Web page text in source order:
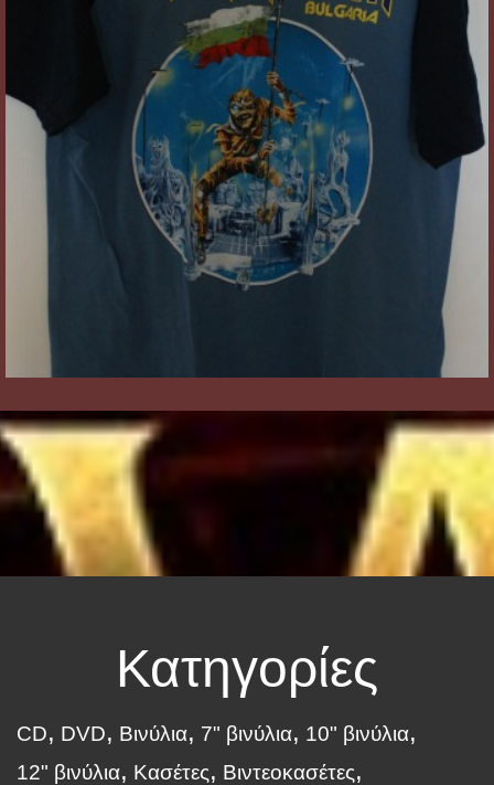
Κατηγορίες
CD DVD Βινύλια 7" βινύλια
10" βινύλια
12" βινύλια
Κασέτες
Βιντεοκασέτες